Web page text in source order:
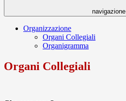
navigazione
Organizzazione
Organi Collegiali
Organigramma
Organi Collegiali